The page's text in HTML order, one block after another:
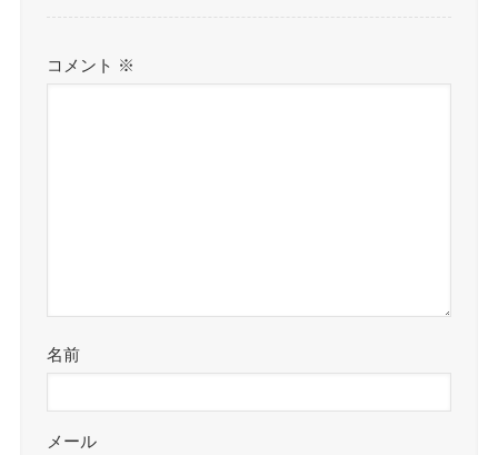
コメント ※
名前
メール